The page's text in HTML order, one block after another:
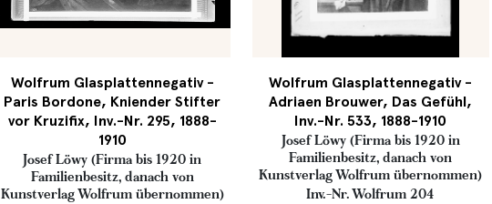
Wolfrum Glasplattennegativ -
Paris Bordone, Kniender Stifter
vor Kruzifix, Inv.-Nr. 295, 1888-
1910
Josef Löwy (Firma bis 1920 in
Familienbesitz, danach von
Kunstverlag Wolfrum übernommen)
Wolfrum Glasplattennegativ -
Adriaen Brouwer, Das Gefühl,
Inv.-Nr. 533, 1888-1910
Josef Löwy (Firma bis 1920 in
Familienbesitz, danach von
Kunstverlag Wolfrum übernommen)
Inv.-Nr. Wolfrum 204